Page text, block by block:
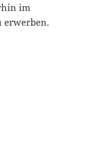
im
erwerben.